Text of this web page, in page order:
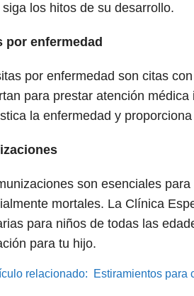
los hitos de su desarrollo.
por enfermedad
por enfermedad son citas
para prestar atención
la enfermedad y
son esenciales
mortales. La Clínica
para niños de todas las
para tu hijo.
relacionado: Estiramientos para